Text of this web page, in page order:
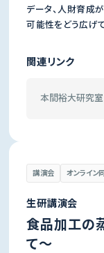
データ、人財育成
可能性をどう広げ
関連リンク
本間裕大研究室
講演会 オンライン
生研講演会
食品加工の
て～